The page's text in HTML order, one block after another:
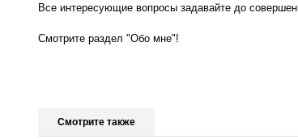
Все интересующие вопросы задавайте до
Смотрите раздел "Обо мне"!
Смотрите также